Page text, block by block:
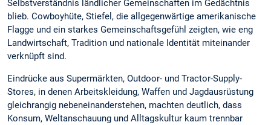
Selbstverständnis ländlicher Gemeinschaften im Gedächtnis
blieb. Cowboyhüte, Stiefel, die allgegenwärtige amerikanische
Flagge und ein starkes Gemeinschaftsgefühl zeigten, wie eng
Landwirtschaft, Tradition und nationale Identität miteinander
verknüpft sind.
Eindrücke aus Supermärkten, Outdoor- und Tractor-Supply-
Stores, in denen Arbeitskleidung, Waffen und Jagdausrüstung
gleichrangig nebeneinanderstehen, machten deutlich, dass
Konsum, Weltanschauung und Alltagskultur kaum trennbar